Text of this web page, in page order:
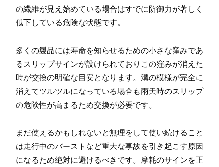
の繊維が見え始めている場合はすでに防御力が著しく
低下している危険な状態です。
多くの製品には寿命を知らせるための小さな窪みであ
るスリップサインが設けられておりこの窪みが消えた
時が交換の明確な目安となります。溝の模様が完全に
消えてツルツルになっている場合も雨天時のスリップ
の危険性が高まるため交換が必要です。
まだ使えるかもしれないと無理をして使い続けること
は走行中のバーストなど重大な事故を引き起こす原因
になるため絶対に避けるべきです。摩耗のサインを正